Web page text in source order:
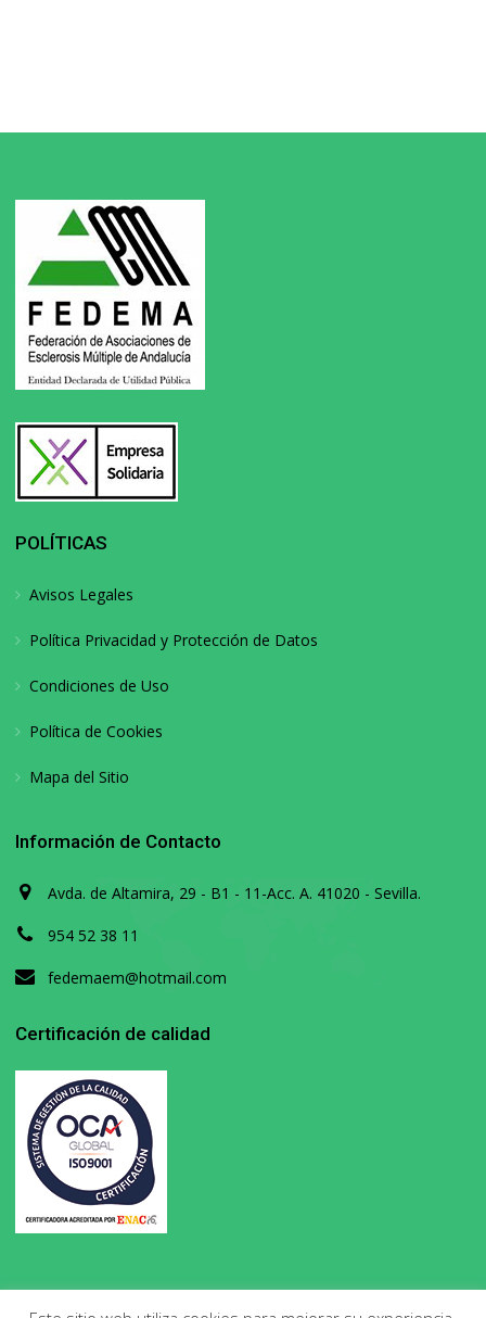
POLÍTICAS
Avisos Legales
Política Privacidad y Protección de Datos
Condiciones de Uso
Política de Cookies
Mapa del Sitio
Información de Contacto
Avda. de Altamira, 29 - B1 - 11-Acc. A. 41020 - Sevilla.
954 52 38 11
fedemaem@hotmail.com
Certificación de calidad